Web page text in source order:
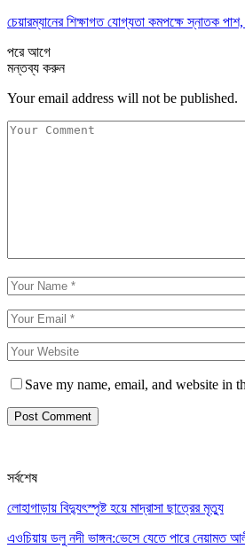
চেয়ারম্যানের শিক্ষাগত যোগ্যতা কমপক্ষে স্নাতক
পরেআগে
মন্তব্য করুন
Your email address will not be published.
Save my name, email, and website in
সর্বশেষ
লোহাগাড়ায় বিদ্যুৎস্পৃষ্ট হয়ে মাদ্রাসা ছাত্রের মৃত্যু
এওচিয়ায় ডলু নদী ভাঙ্গন:ভেসে যেতে পারে নেয়ামত